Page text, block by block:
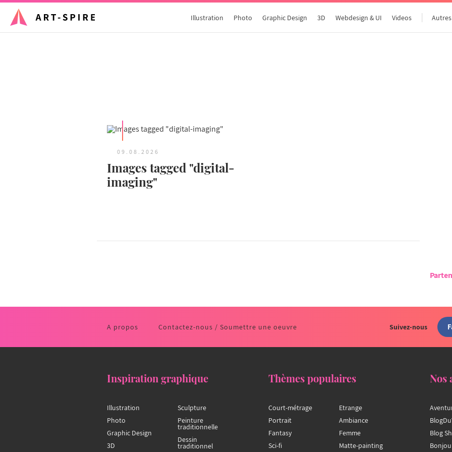
Illustration Photo Graphic Design 3D Webdesign & UI Videos Autres
09.08.2026
Images tagged "digital-
imaging"
A propos Contactez-nous / Soumettre une oeuvre Suivez-nous
Inspiration graphique
Illustration
Photo
Graphic Design
3D
Sculpture
Peinture
traditionnelle
Dessin
traditionnel
Thèmes populaires
Court-métrage
Portrait
Fantasy
Sci-fi
Etrange
Ambiance
Femme
Matte-painting
Nos
Blog